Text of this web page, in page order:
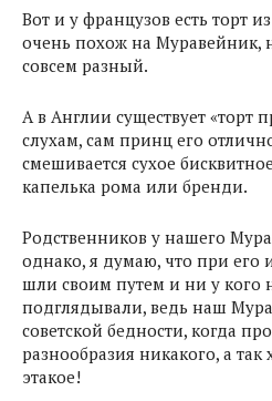
Вот и у французов есть торт
очень похож на Муравейник,
совсем разный.
А в Англии существует «торт
слухам, сам принц его
смешивается сухое
капелька рома или бренди.
Родственников у нашего
однако, я думаю, что при его
шли своим путем и ни у кого
подглядывали, ведь наш
советской бедности, когда
разнообразия никакого, а так
этакое!